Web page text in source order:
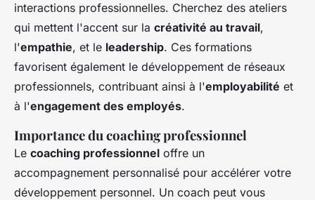
interactions professionnelles. Cherchez des ateliers
qui mettent l'accent sur la créativité au travail,
l'empathie, et le leadership. Ces formations
favorisent également le développement de réseaux
professionnels, contribuant ainsi à l'employabilité et
à l'engagement des employés.
Importance du coaching professionnel
Le coaching professionnel offre un
accompagnement personnalisé pour accélérer votre
développement personnel. Un coach peut vous